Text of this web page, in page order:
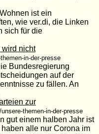
ist ein
wie ver.di, die Linken
sich für die
nicht
in-der-presse
Bundesregierung
auf der
zu fällen. An
zur
themen-in-der-presse
gut einem halben Jahr ist
alle nur Corona im